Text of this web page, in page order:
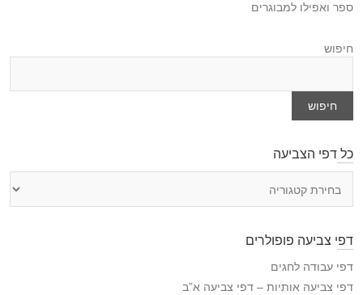
ספר ואפילו למבוגרים
חיפוש
חיפוש
כל דפי הצביעה
י
ה
צ
דפי צביעה פופולרים
דפי עבודה לחגים
דפי צביעה אותיות – דפי צביעה א”ב